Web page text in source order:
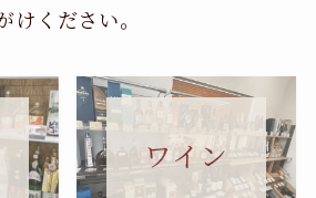
けください。
ワイン